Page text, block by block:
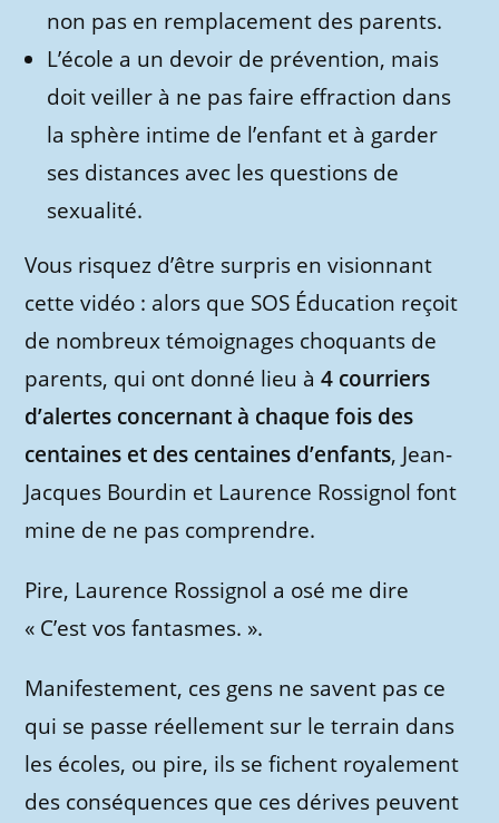
non pas en remplacement des parents.
L’école a un devoir de prévention, mais
doit veiller à ne pas faire effraction dans
la sphère intime de l’enfant et à garder
ses distances avec les questions de
sexualité.
Vous risquez d’être surpris en visionnant
cette vidéo : alors que SOS Éducation reçoit
de nombreux témoignages choquants de
parents, qui ont donné lieu à4 courriers
d’alertes concernant à chaque fois des
centaines et des centaines d’enfants, Jean-
Jacques Bourdin et Laurence Rossignol font
mine de ne pas comprendre.
Pire, Laurence Rossignol a osé me dire
« C’est vos fantasmes. ».
Manifestement, ces gens ne savent pas ce
qui se passe réellement sur le terrain dans
les écoles, ou pire, ils se fichent royalement
des conséquences que ces dérives peuvent